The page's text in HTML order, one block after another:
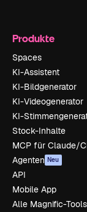
Produkte
Spaces
KI-Assistent
KI-Bildgenerator
KI-Videogenerator
KI-
Stock-Inhalte
MCP für Claude/
Agenten Neu
API
Mobile App
Alle Magnific-Tools